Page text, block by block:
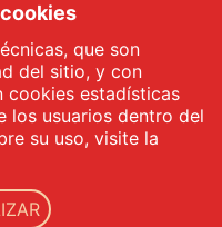
noticias de Menù*
que son
del sitio, y con
cookies estadísticas
los usuarios dentro del
su uso, visite la